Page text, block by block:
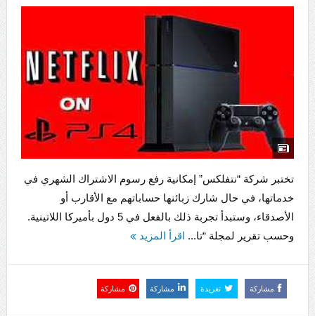
تختبر شركة “نتفلكس” إمكانية رفع رسوم الاشتراك الشهري في
خدماتها، في حال شارك زبائنها حساباتهم مع الأقارب أو
الأصدقاء، وستبدأ تجربة ذلك بالفعل في 5 دول بأميركا اللاتينية.
وحسب تقرير لمجلة “تا... اقرأ المزيد
مشاركة تغريدة مشاركة مشاركة